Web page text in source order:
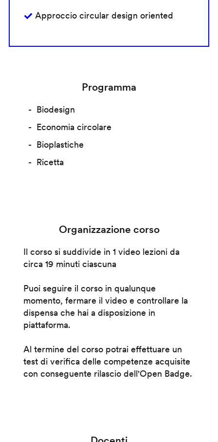
Approccio circular design oriented
Programma
Biodesign
Economia circolare
Bioplastiche
Ricetta
Organizzazione corso
Il corso si suddivide in 1 video lezioni da
circa 19 minuti ciascuna
Puoi seguire il corso in qualunque
momento, fermare il video e controllare la
dispensa che hai a disposizione in
piattaforma.
Al termine del corso potrai effettuare un
test di verifica delle competenze acquisite
con conseguente rilascio dell'Open Badge.